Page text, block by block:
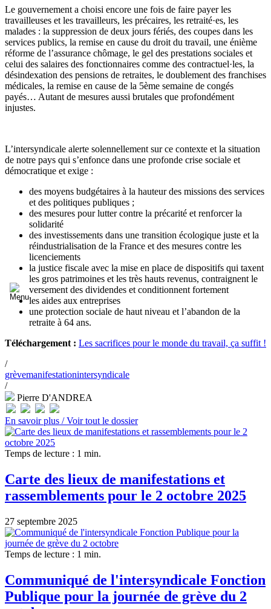
Le gouvernement a choisi encore une fois de faire payer les
travailleuses et les travailleurs, les précaires, les retraité·es, les
malades : la suppression de deux jours fériés, des coupes dans les
services publics, la remise en cause du droit du travail, une énième
réforme de l’assurance chômage, le gel des prestations sociales et
celui des salaires des fonctionnaires comme des contractuel·les, la
désindexation des pensions de retraites, le doublement des franchises
médicales, la remise en cause de la 5ème semaine de congés
payés… Autant de mesures aussi brutales que profondément
injustes.
L’intersyndicale alerte solennellement sur ce contexte et la situation
de notre pays qui s’enfonce dans une profonde crise sociale et
démocratique et exige :
des moyens budgétaires à la hauteur des missions des services
et des politiques publiques ;
des mesures pour lutter contre la précarité et renforcer la
solidarité
des investissements dans une transition écologique juste et la
réindustrialisation de la France et des mesures contre les
licenciements
la justice fiscale avec la mise en place de dispositifs qui taxent
les gros patrimoines et les très hauts revenus, contraignent le
versement des dividendes et conditionnent fortement
les aides aux entreprises
une protection sociale de haut niveau et l’abandon de la
retraite à 64 ans.
Téléchargement : Les sacrifices pour le monde du travail, ça suffit !
/
grèvemanifestationintersyndicale
/
Pierre D'ANDREA
En savoir plus /Voir tout le dossier
Temps de lecture : 1 min.
Carte des lieux de manifestations et
rassemblements pour le 2 octobre 2025
27 septembre 2025
Temps de lecture : 1 min.
Communiqué de l'intersyndicale Fonction
Publique pour la journée de grève du 2